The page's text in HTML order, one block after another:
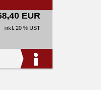
EUR
inkl. 20 % UST